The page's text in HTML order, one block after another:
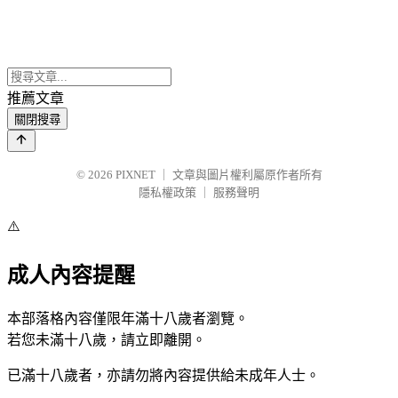
推薦文章
關閉搜尋
© 2026 PIXNET
文章與圖片權利屬原作者所有
隱私權政策
服務聲明
⚠️
成人內容提醒
本部落格內容僅限年滿十八歲者瀏覽。
若您未滿十八歲，請立即離開。
已滿十八歲者，亦請勿將內容提供給未成年人士。